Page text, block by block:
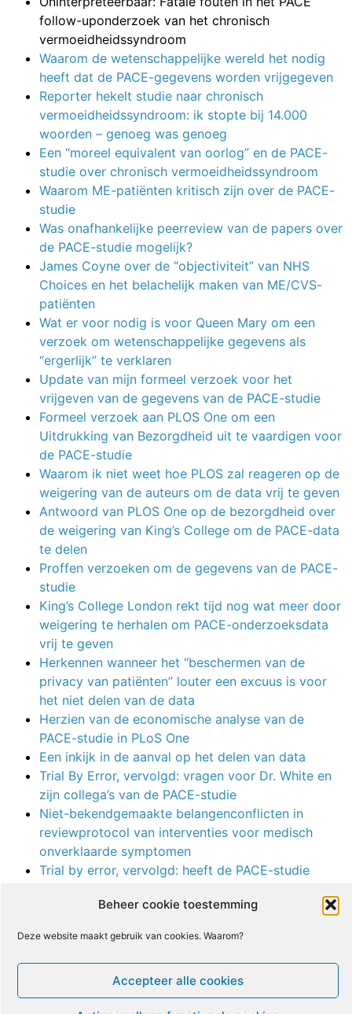
Beheer cookie toestemming
Deze website maakt gebruik van cookies. Waarom?
Accepteer alle cookies
follow-uponderzoek van het chronisch
vermoeidheidssyndroom
Waarom de wetenschappelijke wereld het nodig
heeft dat de PACE-gegevens worden vrijgegeven
Reporter hekelt studie naar chronisch
vermoeidheidssyndroom: ik stopte bij 14.000
woorden – genoeg was genoeg
Een “moreel equivalent van oorlog” en de PACE-
studie over chronisch vermoeidheidssyndroom
Waarom ME-patiënten kritisch zijn over de PACE-
studie
Was onafhankelijke peerreview van de papers over
de PACE-studie mogelijk?
James Coyne over de “objectiviteit” van NHS
Choices en het belachelijk maken van ME/CVS-
patiënten
Wat er voor nodig is voor Queen Mary om een
verzoek om wetenschappelijke gegevens als
“ergerlijk” te verklaren
Update van mijn formeel verzoek voor het
vrijgeven van de gegevens van de PACE-studie
Formeel verzoek aan PLOS One om een
Uitdrukking van Bezorgdheid uit te vaardigen voor
de PACE-studie
Waarom ik niet weet hoe PLOS zal reageren op de
weigering van de auteurs om de data vrij te geven
Antwoord van PLOS One op de bezorgdheid over
de weigering van King’s College om de PACE-data
te delen
Proffen verzoeken om de gegevens van de PACE-
studie
King’s College London rekt tijd nog wat meer door
weigering te herhalen om PACE-onderzoeksdata
vrij te geven
Herkennen wanneer het “beschermen van de
privacy van patiënten” louter een excuus is voor
het niet delen van de data
Herzien van de economische analyse van de
PACE-studie in PLoS One
Een inkijk in de aanval op het delen van data
Trial By Error, vervolgd: vragen voor Dr. White en
zijn collega’s van de PACE-studie
Niet-bekendgemaakte belangenconflicten in
reviewprotocol van interventies voor medisch
onverklaarde symptomen
Trial by error, vervolgd: heeft de PACE-studie
Lancet Psychiatry
We zijn tenminste niet ergerlijk
Verdere inzichten in de oorlog tegen het delen van
data